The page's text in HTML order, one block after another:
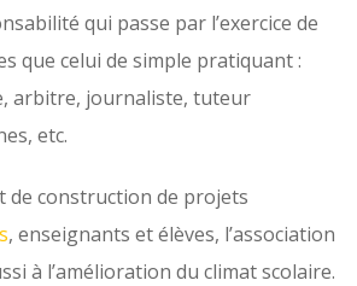
qui passe par l’exercice de
que celui de simple pratiquant :
arbitre, journaliste, tuteur
etc.
de construction de projets
, enseignants et élèves, l’association
à l’amélioration du climat scolaire.